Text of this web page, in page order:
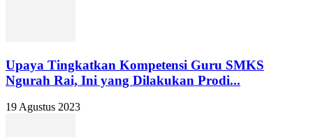
Upaya Tingkatkan Kompetensi Guru SMKS
Ngurah Rai, Ini yang Dilakukan Prodi...
19 Agustus 2023